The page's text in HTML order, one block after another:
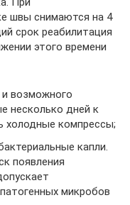
швы снимаются на 4
срок реабилитация
этого времени
и возможного
несколько дней к
холодные компрессы;
капли.
появления
микробов